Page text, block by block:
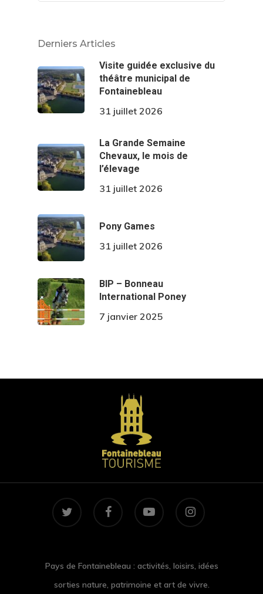
Derniers Articles
Visite guidée exclusive du
théâtre municipal de
Fontainebleau
31 juillet 2026
La Grande Semaine
Chevaux, le mois de
l’élevage
31 juillet 2026
Pony Games
31 juillet 2026
BIP – Bonneau
International Poney
7 janvier 2025
twitter facebook youtube instagram
Pays de Fontainebleau : activités, loisirs, idées
sorties nature, patrimoine et art de vivre.